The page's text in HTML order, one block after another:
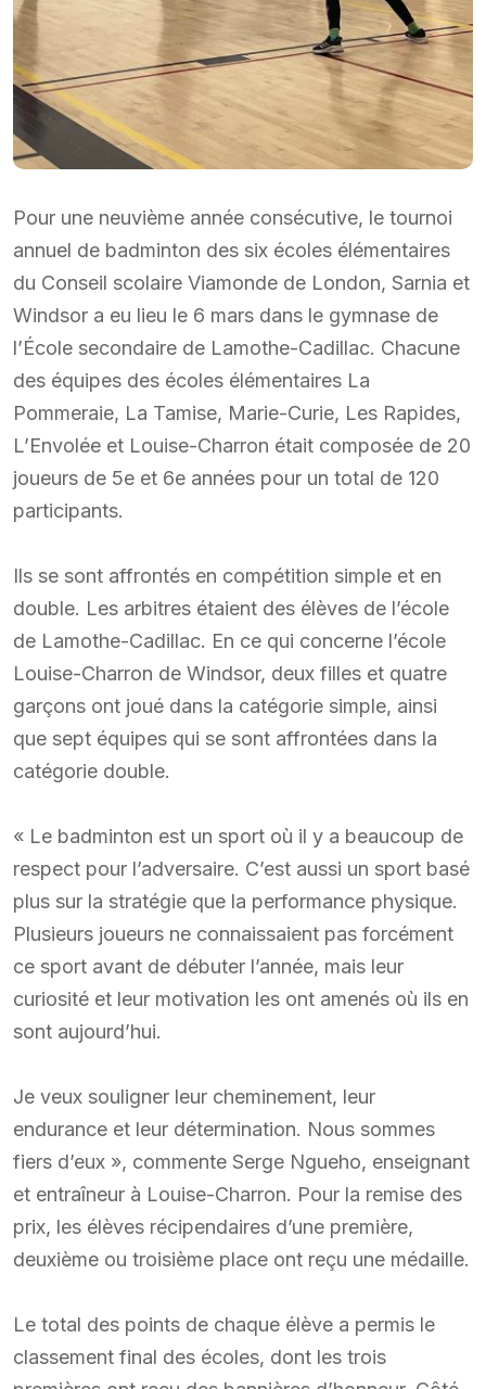
Pour une neuvième année consécutive, le tournoi
annuel de badminton des six écoles élémentaires
du Conseil scolaire Viamonde de London, Sarnia et
Windsor a eu lieu le 6 mars dans le gymnase de
l’École secondaire de Lamothe-Cadillac. Chacune
des équipes des écoles élémentaires La
Pommeraie, La Tamise, Marie-Curie, Les Rapides,
L’Envolée et Louise-Charron était composée de 20
joueurs de 5e et 6e années pour un total de 120
participants.
Ils se sont affrontés en compétition simple et en
double. Les arbitres étaient des élèves de l’école
de Lamothe-Cadillac. En ce qui concerne l’école
Louise-Charron de Windsor, deux filles et quatre
garçons ont joué dans la catégorie simple, ainsi
que sept équipes qui se sont affrontées dans la
catégorie double.
« Le badminton est un sport où il y a beaucoup de
respect pour l’adversaire. C’est aussi un sport basé
plus sur la stratégie que la performance physique.
Plusieurs joueurs ne connaissaient pas forcément
ce sport avant de débuter l’année, mais leur
curiosité et leur motivation les ont amenés où ils en
sont aujourd’hui.
Je veux souligner leur cheminement, leur
endurance et leur détermination. Nous sommes
fiers d’eux », commente Serge Ngueho, enseignant
et entraîneur à Louise-Charron. Pour la remise des
prix, les élèves récipendaires d’une première,
deuxième ou troisième place ont reçu une médaille.
Le total des points de chaque élève a permis le
classement final des écoles, dont les trois